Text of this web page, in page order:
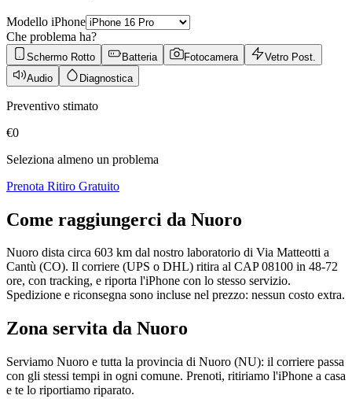
Modello iPhone
Che problema ha?
Schermo Rotto Batteria Fotocamera
Vetro Post.
Audio
Diagnostica
Preventivo stimato
€0
Seleziona almeno un problema
Prenota Ritiro Gratuito
Come raggiungerci da Nuoro
Nuoro dista circa 603 km dal nostro laboratorio di Via Matteotti a
Cantù (CO). Il corriere (UPS o DHL) ritira al CAP 08100 in 48-72
ore, con tracking, e riporta l'iPhone con lo stesso servizio.
Spedizione e riconsegna sono incluse nel prezzo: nessun costo extra.
Zona servita da Nuoro
Serviamo Nuoro e tutta la provincia di Nuoro (NU): il corriere passa
con gli stessi tempi in ogni comune. Prenoti, ritiriamo l'iPhone a casa
e te lo riportiamo riparato.